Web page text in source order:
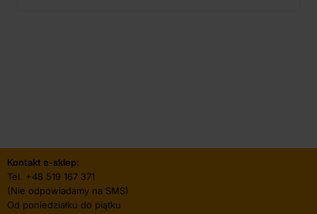
Kontakt e-sklep:
Tel. +48 519 167 371
(Nie odpowiadamy na SMS)
Od poniedziałku do piątku